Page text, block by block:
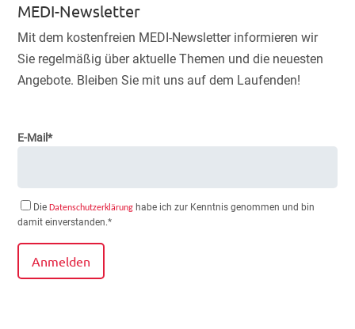
MEDI-Newsletter
Mit dem kostenfreien MEDI-Newsletter informieren wir
Sie regelmäßig über aktuelle Themen und die neuesten
Angebote. Bleiben Sie mit uns auf dem Laufenden!
E-Mail*
DieDatenschutzerklärung habe ich zur Kenntnis genommen und bin
damit einverstanden.*
Anmelden